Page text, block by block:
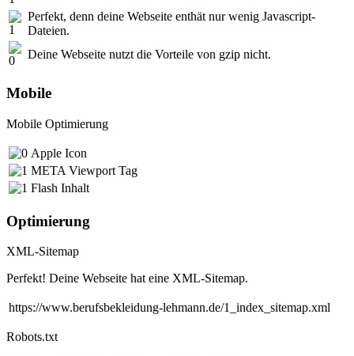
Perfekt, denn deine Webseite enthät nur wenig Javascript-
Dateien.
Deine Webseite nutzt die Vorteile von gzip nicht.
Mobile
Mobile Optimierung
Apple Icon
META Viewport Tag
Flash Inhalt
Optimierung
XML-Sitemap
Perfekt! Deine Webseite hat eine XML-Sitemap.
https://www.berufsbekleidung-lehmann.de/1_index_sitemap.xml
Robots.txt